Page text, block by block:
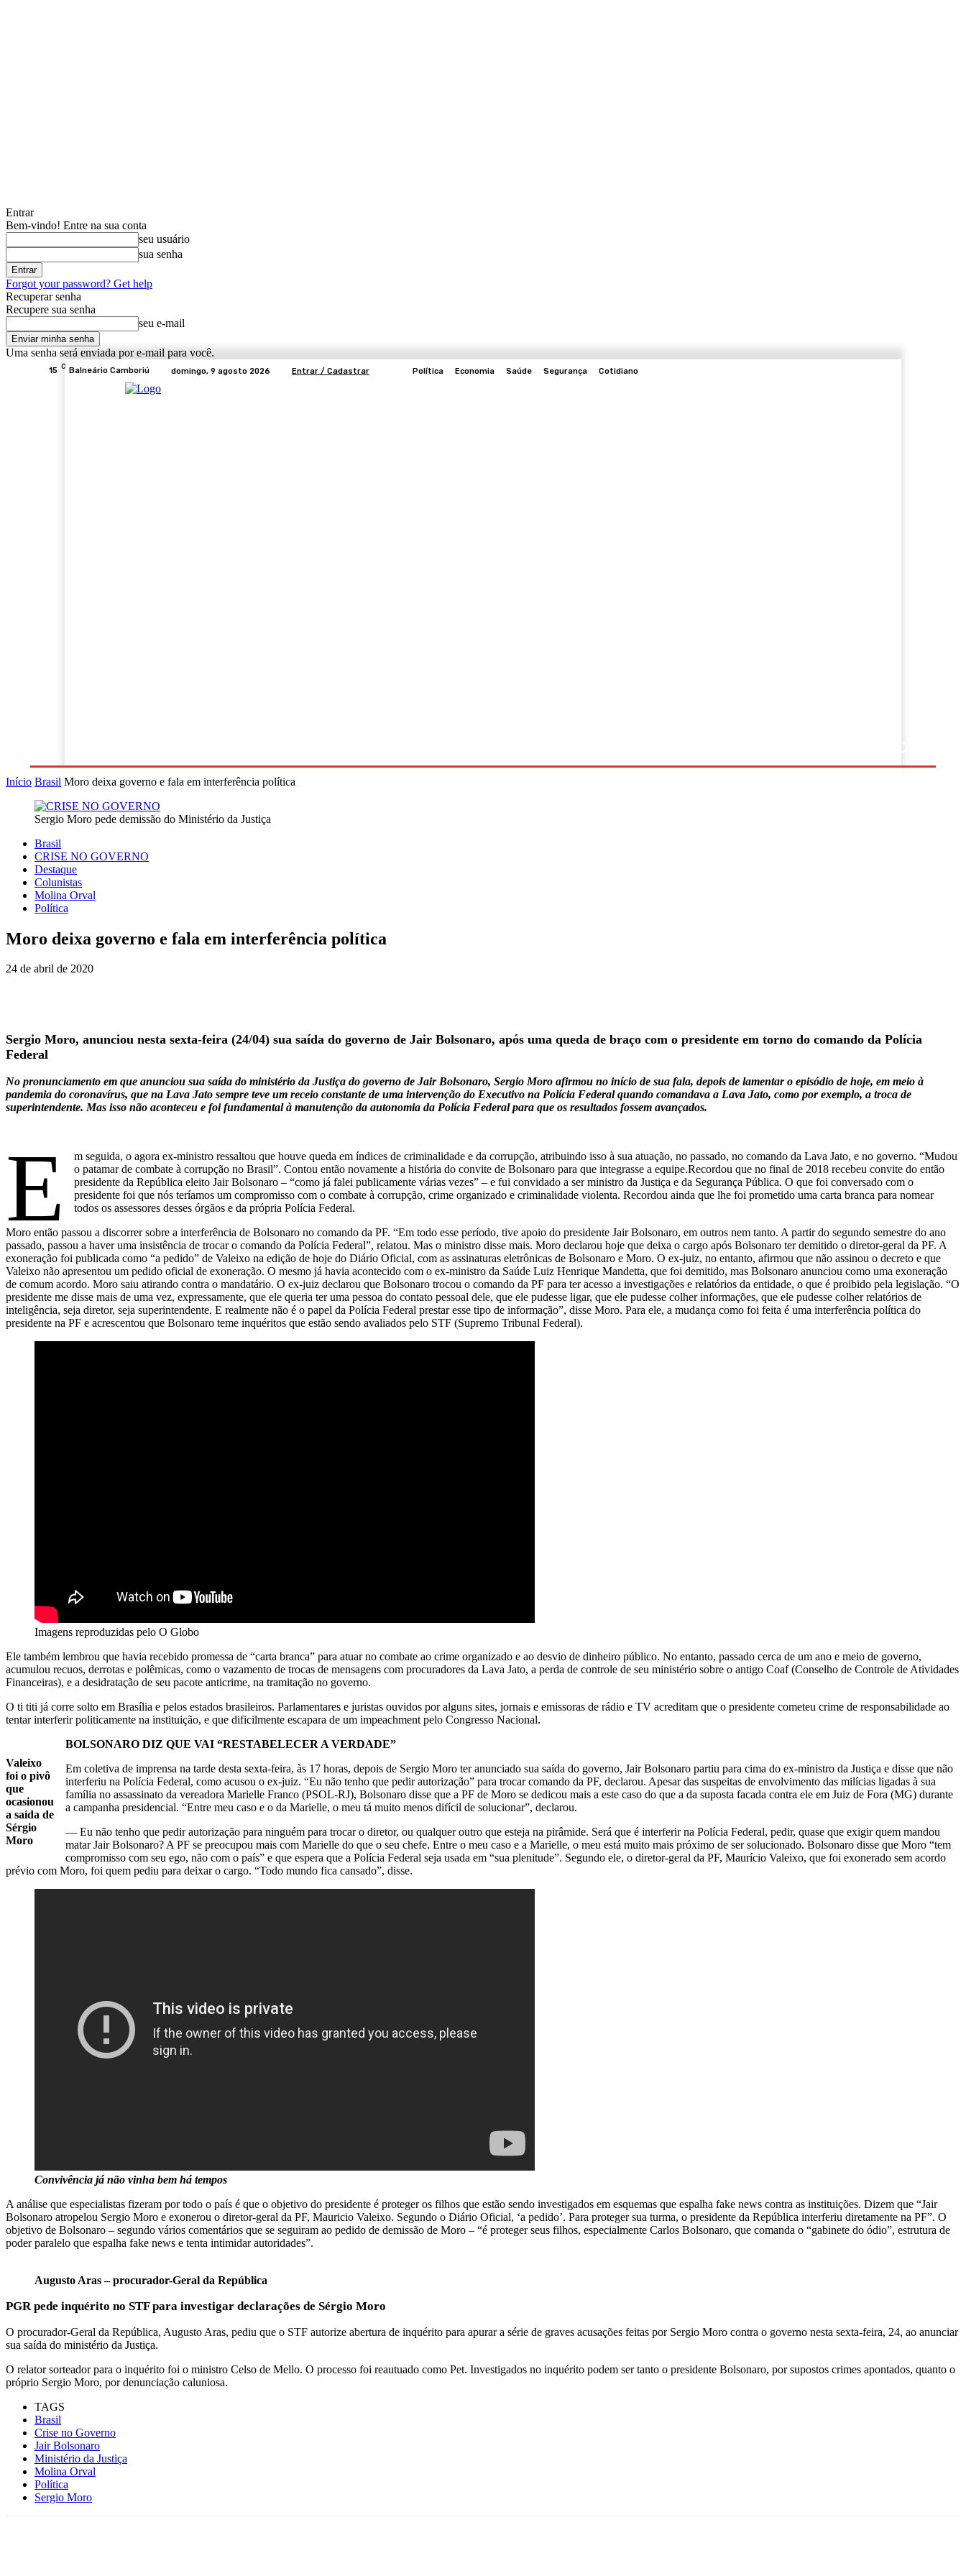
Entrar
Bem-vindo! Entre na sua conta
seu usuário
sua senha
Forgot your password? Get help
Recuperar senha
Recupere sua senha
seu e-mail
Uma senha será enviada por e-mail para você.
15 C Balneário Camboriú domingo, 9 agosto 2026 Entrar / Cadastrar Política Economia Saúde Segurança Cotidiano
Início Brasil Moro deixa governo e fala em interferência política
Sergio Moro pede demissão do Ministério da Justiça
Brasil
CRISE NO GOVERNO
Destaque
Colunistas
Molina Orval
Política
Moro deixa governo e fala em interferência política
24 de abril de 2020
Sergio Moro, anunciou nesta sexta-feira (24/04) sua saída do governo de Jair Bolsonaro, após uma queda de braço com o presidente em torno do comando da Polícia
Federal
No pronunciamento em que anunciou sua saída do ministério da Justiça do governo de Jair Bolsonaro, Sergio Moro afirmou no início de sua fala, depois de lamentar o episódio de hoje, em meio à
pandemia do coronavírus, que na Lava Jato sempre teve um receio constante de uma intervenção do Executivo na Polícia Federal quando comandava a Lava Jato, como por exemplo, a troca de
superintendente. Mas isso não aconteceu e foi fundamental à manutenção da autonomia da Polícia Federal para que os resultados fossem avançados.
E
m seguida, o agora ex-ministro ressaltou que houve queda em índices de criminalidade e da corrupção, atribuindo isso à sua atuação, no passado, no comando da Lava Jato, e no governo. “Mudou
o patamar de combate à corrupção no Brasil”. Contou então novamente a história do convite de Bolsonaro para que integrasse a equipe.Recordou que no final de 2018 recebeu convite do então
presidente da República eleito Jair Bolsonaro – “como já falei publicamente várias vezes” – e fui convidado a ser ministro da Justiça e da Segurança Pública. O que foi conversado com o
presidente foi que nós teríamos um compromisso com o combate à corrupção, crime organizado e criminalidade violenta. Recordou ainda que lhe foi prometido uma carta branca para nomear
todos os assessores desses órgãos e da própria Polícia Federal.
Moro então passou a discorrer sobre a interferência de Bolsonaro no comando da PF. “Em todo esse período, tive apoio do presidente Jair Bolsonaro, em outros nem tanto. A partir do segundo semestre do ano
passado, passou a haver uma insistência de trocar o comando da Polícia Federal”, relatou. Mas o ministro disse mais. Moro declarou hoje que deixa o cargo após Bolsonaro ter demitido o diretor-geral da PF. A
exoneração foi publicada como “a pedido” de Valeixo na edição de hoje do Diário Oficial, com as assinaturas eletrônicas de Bolsonaro e Moro. O ex-juiz, no entanto, afirmou que não assinou o decreto e que
Valeixo não apresentou um pedido oficial de exoneração. O mesmo já havia acontecido com o ex-ministro da Saúde Luiz Henrique Mandetta, que foi demitido, mas Bolsonaro anunciou como uma exoneração
de comum acordo. Moro saiu atirando contra o mandatário. O ex-juiz declarou que Bolsonaro trocou o comando da PF para ter acesso a investigações e relatórios da entidade, o que é proibido pela legislação. “O
presidente me disse mais de uma vez, expressamente, que ele queria ter uma pessoa do contato pessoal dele, que ele pudesse ligar, que ele pudesse colher informações, que ele pudesse colher relatórios de
inteligência, seja diretor, seja superintendente. E realmente não é o papel da Polícia Federal prestar esse tipo de informação”, disse Moro. Para ele, a mudança como foi feita é uma interferência política do
presidente na PF e acrescentou que Bolsonaro teme inquéritos que estão sendo avaliados pelo STF (Supremo Tribunal Federal).
Imagens reproduzidas pelo O Globo
Ele também lembrou que havia recebido promessa de “carta branca” para atuar no combate ao crime organizado e ao desvio de dinheiro público. No entanto, passado cerca de um ano e meio de governo,
acumulou recuos, derrotas e polêmicas, como o vazamento de trocas de mensagens com procuradores da Lava Jato, a perda de controle de seu ministério sobre o antigo Coaf (Conselho de Controle de Atividades
Financeiras), e a desidratação de seu pacote anticrime, na tramitação no governo.
O ti titi já corre solto em Brasília e pelos estados brasileiros. Parlamentares e juristas ouvidos por alguns sites, jornais e emissoras de rádio e TV acreditam que o presidente cometeu crime de responsabilidade ao
tentar interferir politicamente na instituição, e que dificilmente escapara de um impeachment pelo Congresso Nacional.
Valeixo
foi o pivô
que
ocasionou
a saída de
Sérgio
Moro
BOLSONARO DIZ QUE VAI “RESTABELECER A VERDADE”
Em coletiva de imprensa na tarde desta sexta-feira, às 17 horas, depois de Sergio Moro ter anunciado sua saída do governo, Jair Bolsonaro partiu para cima do ex-ministro da Justiça e disse que não
interferiu na Polícia Federal, como acusou o ex-juiz. “Eu não tenho que pedir autorização” para trocar comando da PF, declarou. Apesar das suspeitas de envolvimento das milícias ligadas à sua
família no assassinato da vereadora Marielle Franco (PSOL-RJ), Bolsonaro disse que a PF de Moro se dedicou mais a este caso do que a da suposta facada contra ele em Juiz de Fora (MG) durante
a campanha presidencial. “Entre meu caso e o da Marielle, o meu tá muito menos difícil de solucionar”, declarou.
— Eu não tenho que pedir autorização para ninguém para trocar o diretor, ou qualquer outro que esteja na pirâmide. Será que é interferir na Polícia Federal, pedir, quase que exigir quem mandou
matar Jair Bolsonaro? A PF se preocupou mais com Marielle do que o seu chefe. Entre o meu caso e a Marielle, o meu está muito mais próximo de ser solucionado. Bolsonaro disse que Moro “tem
compromisso com seu ego, não com o país” e que espera que a Polícia Federal seja usada em “sua plenitude”. Segundo ele, o diretor-geral da PF, Maurício Valeixo, que foi exonerado sem acordo
prévio com Moro, foi quem pediu para deixar o cargo. “Todo mundo fica cansado”, disse.
Convivência já não vinha bem há tempos
A análise que especialistas fizeram por todo o país é que o objetivo do presidente é proteger os filhos que estão sendo investigados em esquemas que espalha fake news contra as instituições. Dizem que “Jair
Bolsonaro atropelou Sergio Moro e exonerou o diretor-geral da PF, Mauricio Valeixo. Segundo o Diário Oficial, ‘a pedido’. Para proteger sua turma, o presidente da República interferiu diretamente na PF”. O
objetivo de Bolsonaro – segundo vários comentários que se seguiram ao pedido de demissão de Moro – “é proteger seus filhos, especialmente Carlos Bolsonaro, que comanda o “gabinete do ódio”, estrutura de
poder paralelo que espalha fake news e tenta intimidar autoridades”.
Augusto Aras – procurador-Geral da República
PGR pede inquérito no STF para investigar declarações de Sérgio Moro
O procurador-Geral da República, Augusto Aras, pediu que o STF autorize abertura de inquérito para apurar a série de graves acusações feitas por Sergio Moro contra o governo nesta sexta-feira, 24, ao anunciar
sua saída do ministério da Justiça.
O relator sorteador para o inquérito foi o ministro Celso de Mello. O processo foi reautuado como Pet. Investigados no inquérito podem ser tanto o presidente Bolsonaro, por supostos crimes apontados, quanto o
próprio Sergio Moro, por denunciação caluniosa.
TAGS
Brasil
Crise no Governo
Jair Bolsonaro
Ministério da Justiça
Molina Orval
Política
Sergio Moro